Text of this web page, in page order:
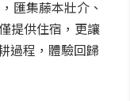
匯集藤本壯介、
提供住宿，更讓
過程，體驗回歸